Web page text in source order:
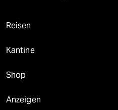
Reisen
Kantine
Shop
Anzeigen